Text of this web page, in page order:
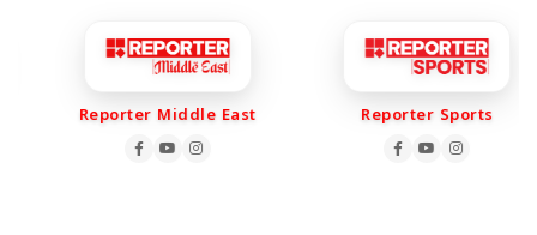
Reporter Middle East Reporter Sports